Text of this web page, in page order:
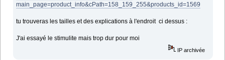
main_page=product_info&cPath=158_159_255&products_id=1569
tu trouveras les tailles et des explications à l'endroit ci dessus :
J'ai essayé le stimulite mais trop dur pour moi
IP archivée